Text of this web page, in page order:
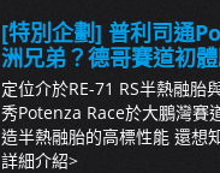
[特別企劃] 普利司通
洲兄弟？德哥賽道初
定位介於RE-71 RS半熱融
秀Potenza Race於大鵬灣賽
造半熱融胎的高標性能 還想
詳細介紹>